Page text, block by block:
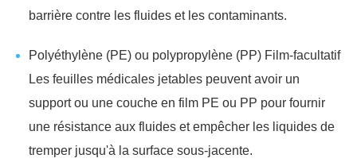
barrière contre les fluides et les contaminants.
Polyéthylène (PE) ou polypropylène (PP) Film-facultatif
Les feuilles médicales jetables peuvent avoir un
support ou une couche en film PE ou PP pour fournir
une résistance aux fluides et empêcher les liquides de
tremper jusqu'à la surface sous-jacente.